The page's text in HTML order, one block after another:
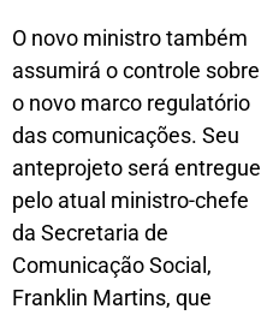
O novo ministro também
assumirá o controle sobre
o novo marco regulatório
das comunicações. Seu
anteprojeto será entregue
pelo atual ministro-chefe
da Secretaria de
Comunicação Social,
Franklin Martins, que